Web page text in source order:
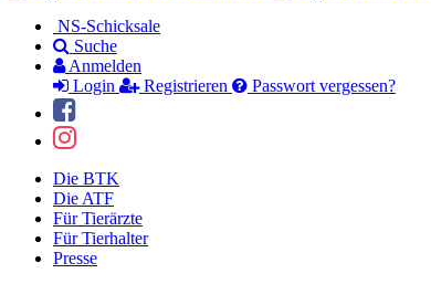
NS-Schicksale
Suche
Anmelden
Login
Registrieren Passwort vergessen?
Die BTK
Die ATF
Für Tierärzte
Für Tierhalter
Presse